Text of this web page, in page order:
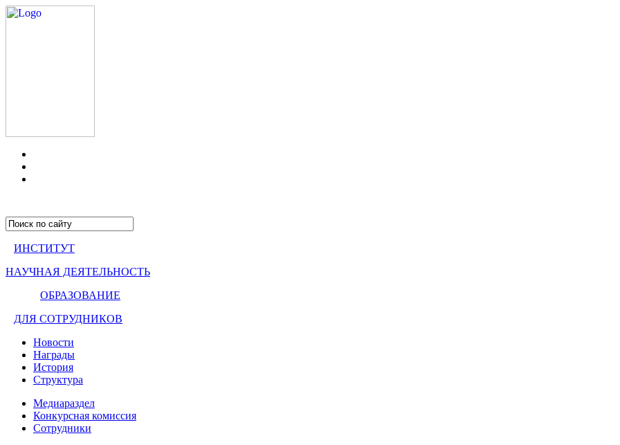
ИНСТИТУТ
НАУЧНАЯ ДЕЯТЕЛЬНОСТЬ
ОБРАЗОВАНИЕ
ДЛЯ СОТРУДНИКОВ
Новости
Награды
История
Структура
Медиараздел
Конкурсная комиссия
Сотрудники